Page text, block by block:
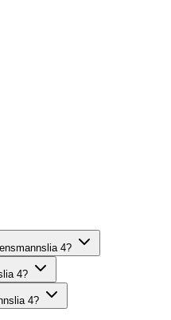
4?
4?
4?